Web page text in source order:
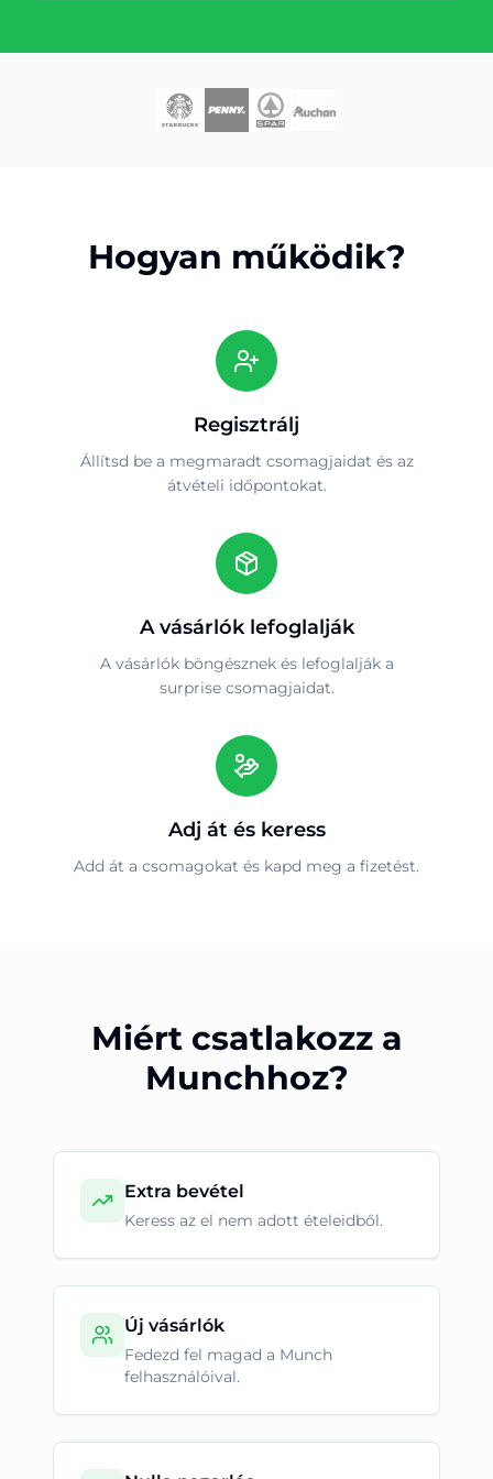
Hogyan működik?
Regisztrálj
Állítsd be a megmaradt csomagjaidat és az
átvételi időpontokat.
A vásárlók lefoglalják
A vásárlók böngésznek és lefoglalják a
surprise csomagjaidat.
Adj át és keress
Add át a csomagokat és kapd meg a fizetést.
Miért csatlakozz a
Munchhoz?
Extra bevétel
Keress az el nem adott ételeidből.
Új vásárlók
Fedezd fel magad a Munch
felhasználóival.